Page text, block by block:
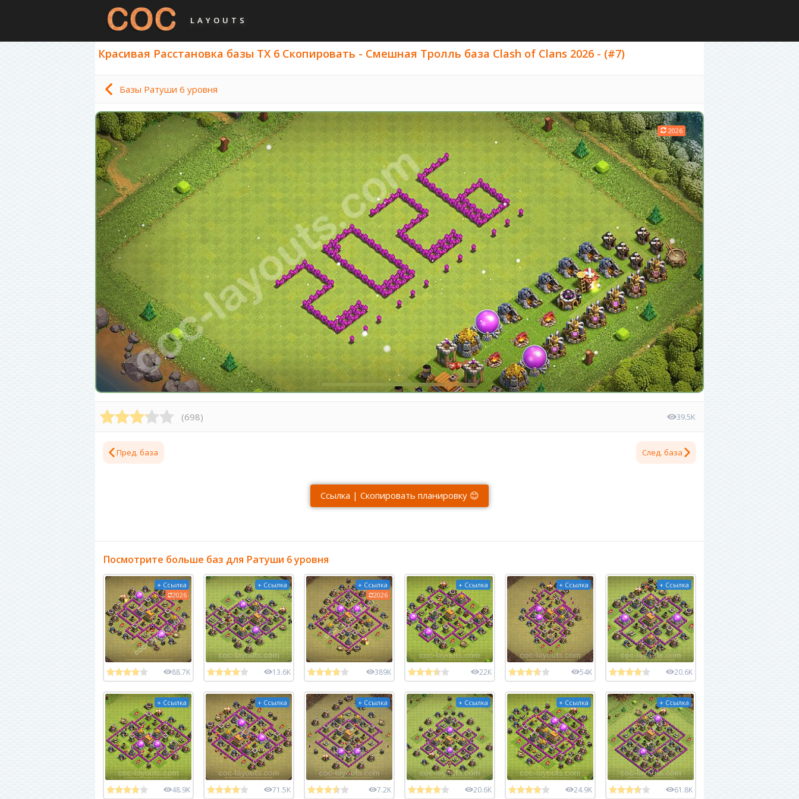
LAYOUTS
Красивая Расстановка базы ТХ 6 Скопировать - Смешная Тролль база Clash of Clans 2026 - (#7)
Базы Ратуши 6 уровня
2026
(698) 39.5K
Пред. база След. база
Ссылка | Скопировать планировку 😊
Посмотрите больше баз для Ратуши 6 уровня
+ Ссылка
2026
88.7K
+ Ссылка
13.6K
+ Ссылка
2026
389K
+ Ссылка
22K
+ Ссылка
54K
+ Ссылка
20.6K
+ Ссылка
48.9K
+ Ссылка
71.5K
+ Ссылка
7.2K
+ Ссылка
20.6K
+ Ссылка
24.9K
+ Ссылка
61.8K